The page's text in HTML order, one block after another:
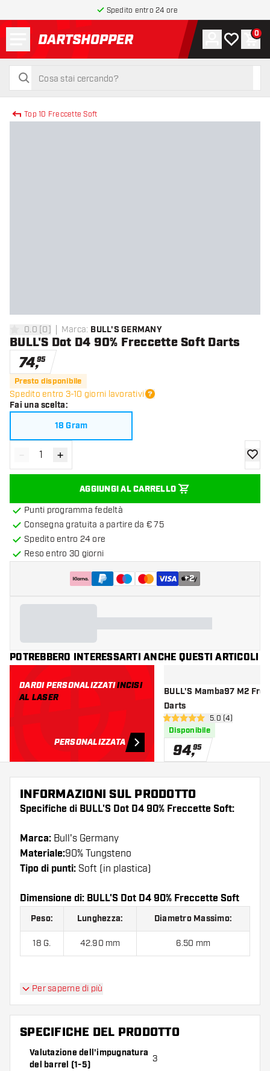
Spedito entro 24 ore
torna alla home page
cerca
cerca
Account
La mia0
Top 10 Freccette Soft
0 stelle di valutazione
0.0 [0] Marca: BULL'S GERMANY
BULL'S Dot D4 90% Freccette Soft Darts
74,95
Presto disponibile
Spedito entro 3-10 giorni lavorativi
Fai una scelta:
18 Gram
Diminuisci quantità
- Aumenta quantità
+
AGGIUNGI AL CARRELLO
Punti programma fedeltà
Consegna gratuita a partire da € 75
Spedito entro 24 ore
Reso entro 30 giorni
+2
POTREBBERO INTERESSARTI ANCHE QUESTI ARTICOLI
DARDI PERSONALIZZATIINCISI
AL LASER
PERSONALIZZATA
BULL'S Mamba97 M2
Darts
apri pannello
5 stelle di valutazione
5.0 (4)
Disponibile
94,95
INFORMAZIONI SUL PRODOTTO
Specifiche di BULL'S Dot D4 90% Freccette Soft:
Marca: Bull's Germany
Materiale:90% Tungsteno
Tipo di punti: Soft (in plastica)
Dimensione di: BULL'S Dot D4 90% Freccette Soft
Peso: Lunghezza: Diametro Massimo:
18 G. 42.90 mm 6.50 mm
BULL'S Dot D4 90% Freccette Soft contiene:
barrel, 3 alette e 3 astine.
Per saperne di più
SPECIFICHE DEL PRODOTTO
Valutazione dell'impugnatura
del barrel (1-5)
3